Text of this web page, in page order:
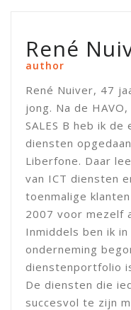
René
author
René Nuiver, 47
jong. Na de HAVO,
SALES B heb ik
diensten
Liberfone. Daar
van ICT diensten
toenmalige
2007 voor mezelf
Inmiddels ben ik
onderneming
dienstenportfolio
De diensten die
succesvol te zijn